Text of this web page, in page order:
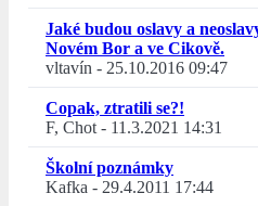
Jaké budou oslavy a
Novém Bor a ve Cikově.
vltavín - 25.10.2016 09:47
Copak, ztratili se?!
F, Chot- 11.3.2021 14:31
Školní poznámky
Kafka - 29.4.2011 17:44